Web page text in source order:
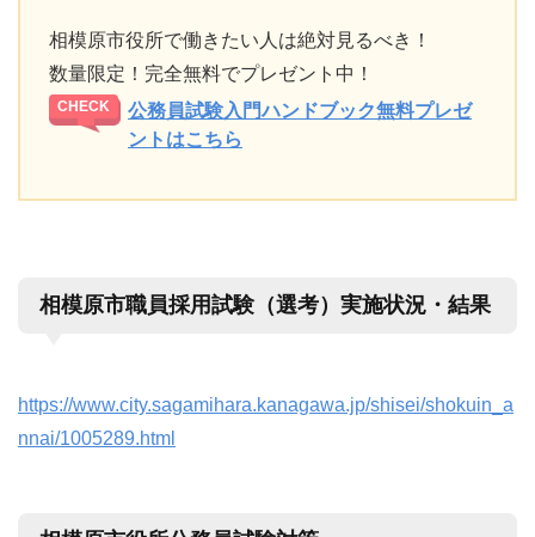
相模原市役所で働きたい人は絶対見るべき！
数量限定！完全無料でプレゼント中！
公務員試験入門ハンドブック無料プレゼ
ントはこちら
相模原市職員採用試験（選考）実施状況・結果
https://www.city.sagamihara.kanagawa.jp/shisei/shokuin_a
nnai/1005289.html